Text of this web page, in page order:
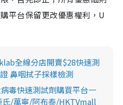
平台保留更改優惠權利，U
全線分店開賣$28快速測
鼻咽拭子採樣檢測
毒快速測試劑購買平台一
/萬寧/阿布泰/HKTVmall